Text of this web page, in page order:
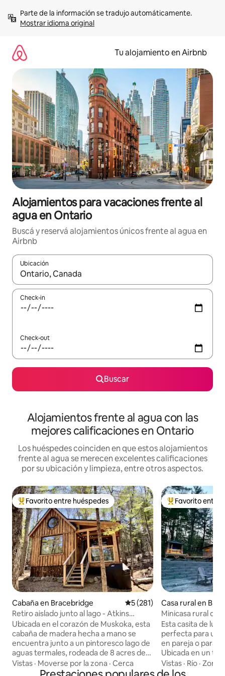
contenidoMostrar idioma original
Tu alojamiento en Airbnb
Alojamientos para vacaciones frente al
agua en Ontario
Buscá y reservá alojamientos únicos frente al agua en
Airbnb
Ubicación
Cuando los resultados estén disponibles, navegá con las
Check-in
Check-out
Buscar
Alojamientos frente al agua con las
mejores calificaciones en Ontario
Los huéspedes coinciden en que estos alojamientos
frente al agua se merecen excelentes calificaciones
por su ubicación y limpieza, entre otros aspectos.
Favorito entre los huéspedes más destacados
Favorito entre huéspedes
Cabaña en Bracebridge Calificación promedio: 5 de
5 (281)
Retiro aislado junto al lago - Atkins
Hideaway
Ubicada en el corazón de Muskoka, esta
cabaña de madera hecha a mano se
encuentra junto a un pintoresco lago de
aguas termales, rodeada de 8 acres de
bosque privado. A solo 10 minutos de
Bracebridge, disfruta de la serena vida
Vistas · Moverse por la zona · Cerca
Favorito entre
Favorito entre
Casa rural en
Minicasa rural de
Esta casita de
perfecta para
en pareja o para
Ubicada en un
cuadrados entre
afloramientos de
Vistas · Río ·